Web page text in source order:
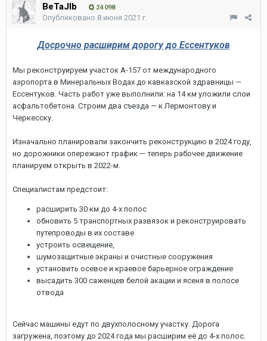
BeTaJIb 24 098
Опубликовано 8 июня 2021 г.
Досрочно расширим дорогу до Ессентуков
Мы реконструируем участок А-157 от международного
аэропорта в Минеральных Водах до кавказской здравницы —
Ессентуков. Часть работ уже выполнили: на 14 км уложили слои
асфальтобетона. Строим два съезда — к Лермонтову и
Черкесску.
Изначально планировали закончить реконструкцию в 2024 году,
но дорожники опережают график — теперь рабочее движение
планируем открыть в 2022-м.
Специалистам предстоит:
расширить 30 км до 4-х полос
обновить 5 транспортных развязок и реконструировать
путепроводы в их составе
устроить освещение,
шумозащитные экраны и очистные сооружения
установить осевое и краевое барьерное ограждение
высадить 300 саженцев белой акации и ясеня в полосе
отвода
Сейчас машины едут по двухполосному участку. Дорога
загружена, поэтому до 2024 года мы расширим её до 4-х полос.